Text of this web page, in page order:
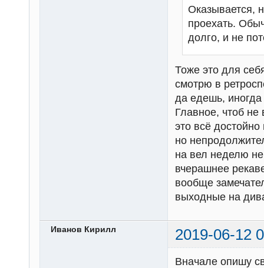
Оказывается,
проехать.
долго, и не
Тоже это для
смотрю в
да едешь, иногда
Главное, чтоб
это всё
но
на вел неделю не
вчерашнее
вообще
выходные на
Иванов Кирилл 2019-06-12
Вначале опишу